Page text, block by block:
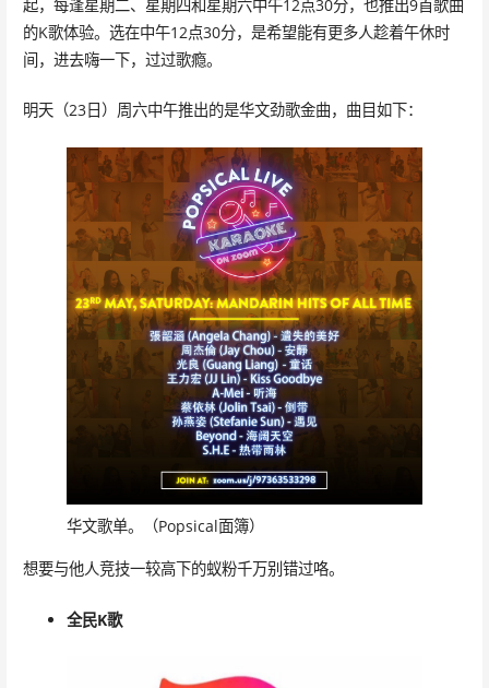
起，每逢星期二、星期四和星期六中午12点30分，也推出9首歌曲
的K歌体验。选在中午12点30分，是希望能有更多人趁着午休时
间，进去嗨一下，过过歌瘾。
明天（23日）周六中午推出的是华文劲歌金曲，曲目如下：
华文歌单。（Popsical面簿）
想要与他人竞技一较高下的蚁粉千万别错过咯。
全民K歌